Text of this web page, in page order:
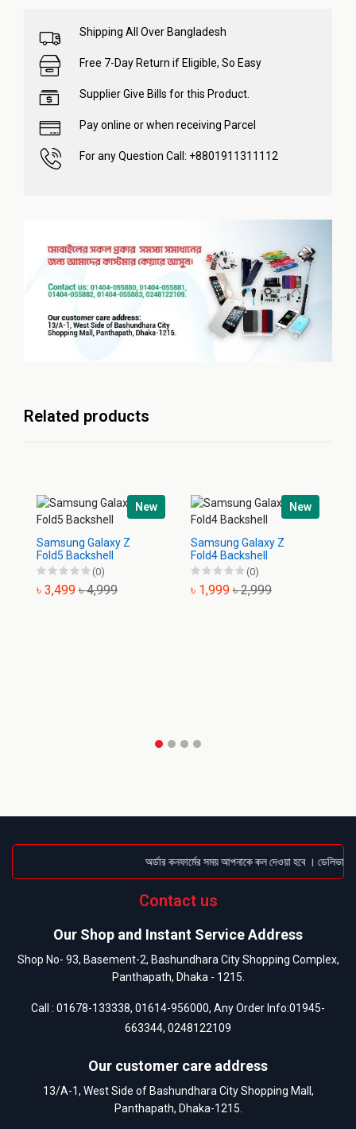
Shipping All Over Bangladesh
Free 7-Day Return if Eligible, So Easy
Supplier Give Bills for this Product.
Pay online or when receiving Parcel
For any Question Call: +8801911311112
Related products
New
Samsung Galaxy Z
Fold5 Backshell
(0)
৳ 3,499 ৳ 4,999
New
Samsung Galaxy Z
Fold4 Backshell
(0)
৳ 1,999 ৳ 2,999
অর্ডার কনফার্মের সময় আপনাকে কল দেওয়া হবে ।
Contact us
Our Shop and Instant Service Address
Shop No- 93, Basement-2, Bashundhara City Shopping Complex,
Panthapath, Dhaka - 1215.
Call : 01678-133338, 01614-956000, Any Order Info:01945-
663344, 0248122109
Our customer care address
13/A-1, West Side of Bashundhara City Shopping Mall,
Panthapath, Dhaka-1215.